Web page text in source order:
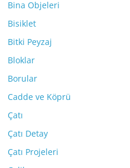
Bina Objeleri
Bisiklet
Bitki Peyzaj
Bloklar
Borular
Cadde ve Köprü
Çatı
Çatı Detay
Çatı Projeleri